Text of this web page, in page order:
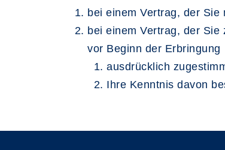
bei einem Vertrag, der
bei einem Vertrag, der
vor Beginn der Erbringung
ausdrücklich
Ihre Kenntnis davon